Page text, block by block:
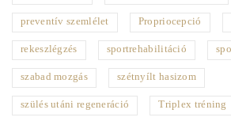
preventív szemlélet Propriocepció
rekeszlégzés sportrehabilitáció
szabad mozgás szétnyílt hasizom
szülés utáni regeneráció Triplex tréning